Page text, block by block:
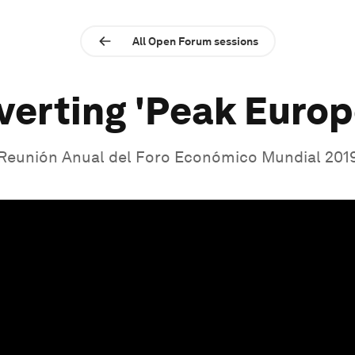
All Open Forum sessions
'Peak
Anual del Foro Económico Mundial